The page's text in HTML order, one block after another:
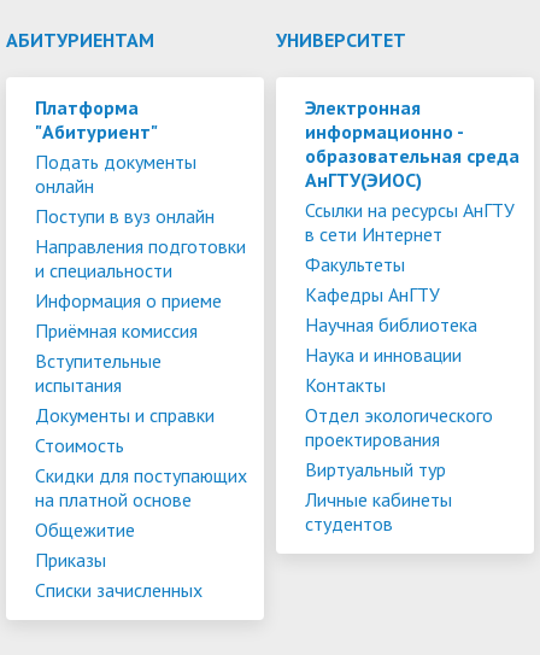
АБИТУРИЕНТАМ
Платформа
"Абитуриент"
Подать документы
онлайн
Поступи в вуз онлайн
Направления подготовки
и специальности
Информация о приеме
Приёмная комиссия
Вступительные
испытания
Документы и справки
Стоимость
Скидки для поступающих
на платной основе
Общежитие
Приказы
Списки зачисленных
УНИВЕРСИТЕТ
Электронная
информационно -
образовательная среда
АнГТУ(ЭИОС)
Ссылки на ресурсы АнГТУ
в сети Интернет
Факультеты
Кафедры АнГТУ
Научная библиотека
Наука и инновации
Контакты
Отдел экологического
проектирования
Виртуальный тур
Личные кабинеты
студентов